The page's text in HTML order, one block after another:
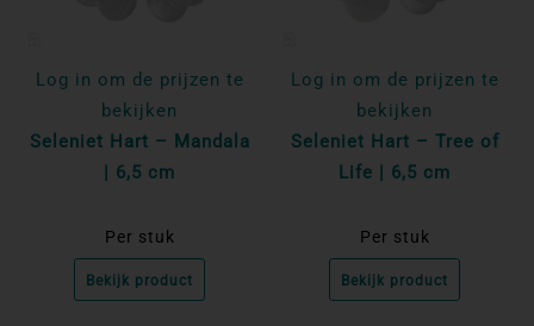
Log in om de prijzen te
bekijken
Seleniet Hart – Mandala
| 6,5 cm
Per stuk
Bekijk product
Log in om de prijzen te
bekijken
Seleniet Hart – Tree of
Life | 6,5 cm
Per stuk
Bekijk product